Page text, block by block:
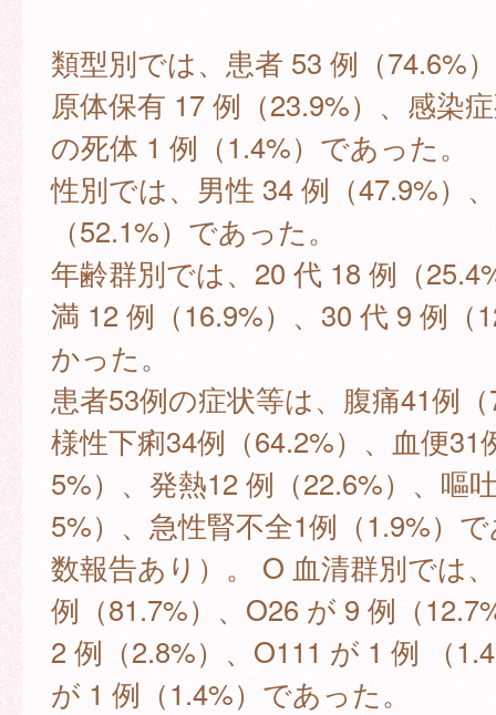
類型別では、患者 53 例（74.6%
原体保有 17 例（23.9%）、感染
の死体 1 例（1.4%）であった。
性別では、男性 34 例（47.9%）
（52.1%）であった。
年齢群別では、20 代 18 例（
満 12 例（16.9%）、30 代 9 例（
かった。
患者53例の症状等は、腹痛41例
様性下痢34例（64.2%）、血便31
5%）、発熱12 例（22.6%）、嘔
5%）、急性腎不全1例（1.9%）
数報告あり）。 O 血清群別では
例（81.7%）、O26 が 9 例（
2 例（2.8%）、O111 が 1 例 （
が 1 例（1.4%）であった。